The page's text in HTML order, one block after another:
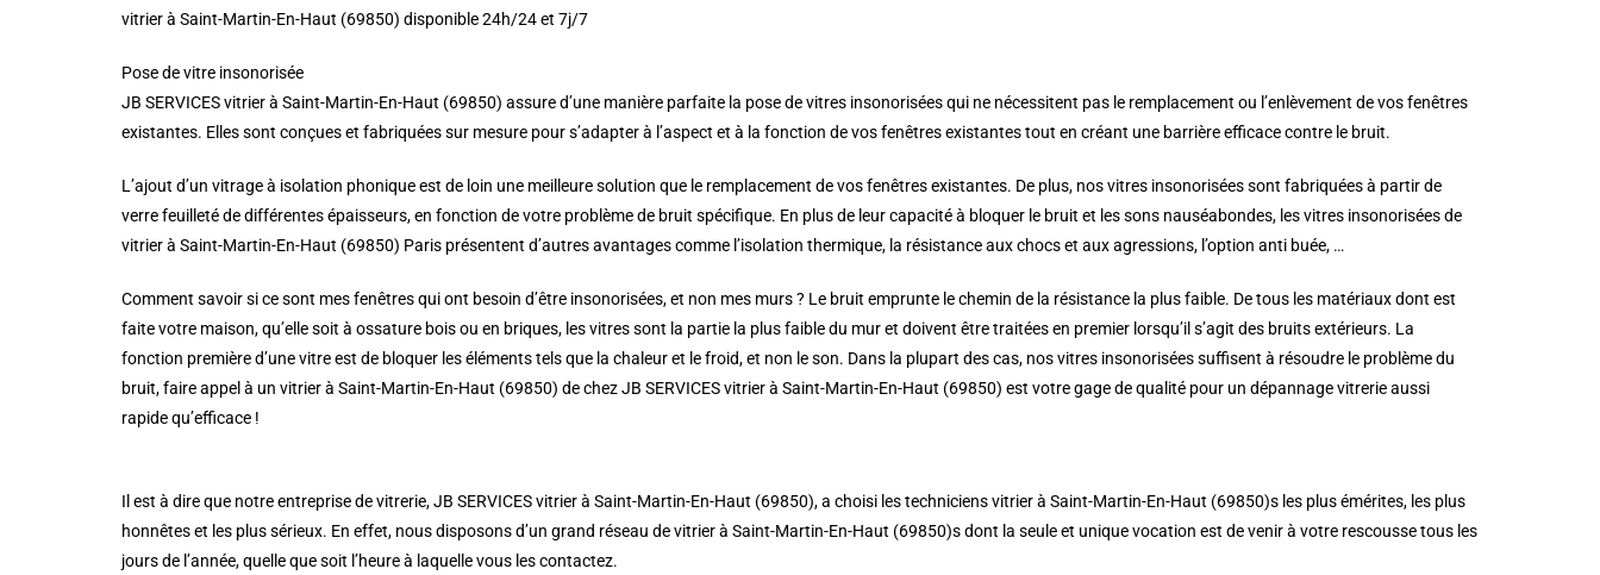
vitrier à Saint-Martin-En-Haut (69850) disponible 24h/24 et 7j/7
Pose de vitre insonorisée
JB SERVICES vitrier à Saint-Martin-En-Haut (69850) assure d’une manière parfaite la pose de vitres insonorisées qui ne nécessitent pas le remplacement ou l’enlèvement de vos fenêtres
existantes. Elles sont conçues et fabriquées sur mesure pour s’adapter à l’aspect et à la fonction de vos fenêtres existantes tout en créant une barrière efficace contre le bruit.
L’ajout d’un vitrage à isolation phonique est de loin une meilleure solution que le remplacement de vos fenêtres existantes. De plus, nos vitres insonorisées sont fabriquées à partir de
verre feuilleté de différentes épaisseurs, en fonction de votre problème de bruit spécifique. En plus de leur capacité à bloquer le bruit et les sons nauséabondes, les vitres insonorisées de
vitrier à Saint-Martin-En-Haut (69850) Paris présentent d’autres avantages comme l’isolation thermique, la résistance aux chocs et aux agressions, l’option anti buée, …
Comment savoir si ce sont mes fenêtres qui ont besoin d’être insonorisées, et non mes murs ? Le bruit emprunte le chemin de la résistance la plus faible. De tous les matériaux dont est
faite votre maison, qu’elle soit à ossature bois ou en briques, les vitres sont la partie la plus faible du mur et doivent être traitées en premier lorsqu’il s’agit des bruits extérieurs. La
fonction première d’une vitre est de bloquer les éléments tels que la chaleur et le froid, et non le son. Dans la plupart des cas, nos vitres insonorisées suffisent à résoudre le problème du
bruit, faire appel à un vitrier à Saint-Martin-En-Haut (69850) de chez JB SERVICES vitrier à Saint-Martin-En-Haut (69850) est votre gage de qualité pour un dépannage vitrerie aussi
rapide qu’efficace !
Il est à dire que notre entreprise de vitrerie, JB SERVICES vitrier à Saint-Martin-En-Haut (69850), a choisi les techniciens vitrier à Saint-Martin-En-Haut (69850)s les plus émérites, les plus
honnêtes et les plus sérieux. En effet, nous disposons d’un grand réseau de vitrier à Saint-Martin-En-Haut (69850)s dont la seule et unique vocation est de venir à votre rescousse tous les
jours de l’année, quelle que soit l’heure à laquelle vous les contactez.